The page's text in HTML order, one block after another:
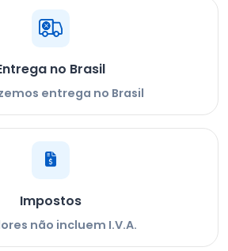
no Brasil
entrega no Brasil
Impostos
não incluem I.V.A.